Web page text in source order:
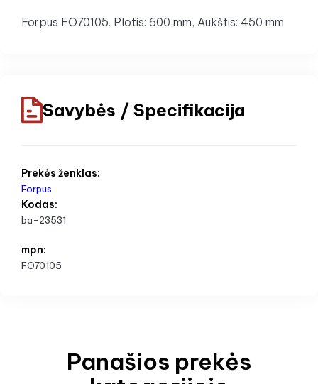
Forpus FO70105. Plotis: 600 mm, Aukštis: 450 mm
Savybės / Specifikacija
Prekės ženklas:
Forpus
Kodas:
ba-23531
mpn:
FO70105
Panašios prekės